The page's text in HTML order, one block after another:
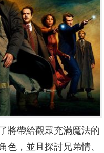
將帶給觀眾充滿魔法的
色，並且探討兄弟情、